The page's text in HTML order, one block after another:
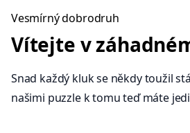
Vesmírný dobrodruh
Vítejte v
Snad každý kluk se někdy toužil
našimi puzzle k tomu teď máte